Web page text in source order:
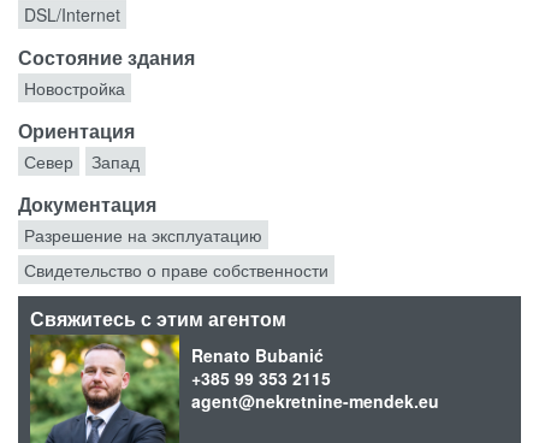
DSL/Internet
Состояние здания
Новостройка
Ориентация
Север Запад
Документация
Разрешение на эксплуатацию
Свидетельство о праве собственности
Свяжитесь с этим агентом
Renato Bubanić
+385 99 353 2115
agent@nekretnine-mendek.eu